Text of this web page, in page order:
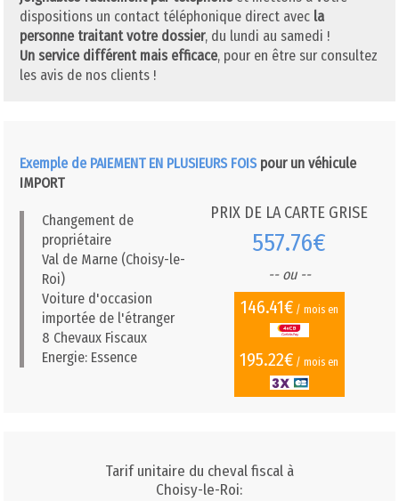
dispositions un contact téléphonique direct avec la
personne traitant votre dossier, du lundi au samedi !
Un service différent mais efficace, pour en être sur consultez
les avis de nos clients !
Exemple de PAIEMENT EN PLUSIEURS FOIS pour un véhicule
IMPORT
Changement de
propriétaire
Val de Marne (Choisy-le-
Roi)
Voiture d'occasion
importée de l'étranger
8 Chevaux Fiscaux
Energie: Essence
PRIX DE LA CARTE GRISE
557.76€
-- ou --
146.41€/ mois en
195.22€ / mois en
Tarif unitaire du cheval fiscal à
Choisy-le-Roi: